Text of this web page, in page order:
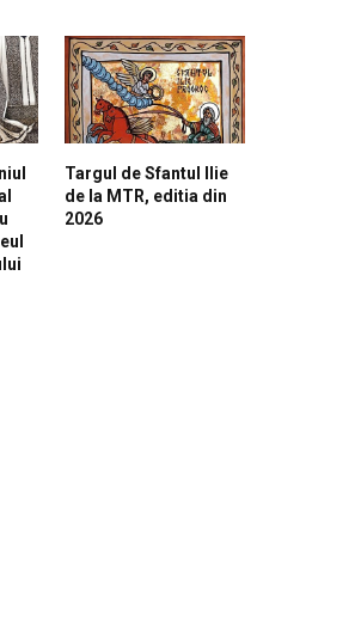
Targul de Sfantul Ilie
de la MTR, editia din
2026